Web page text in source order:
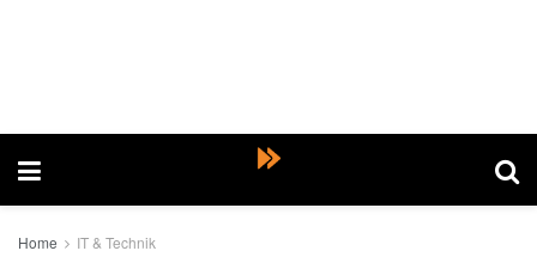
Home IT & Technik